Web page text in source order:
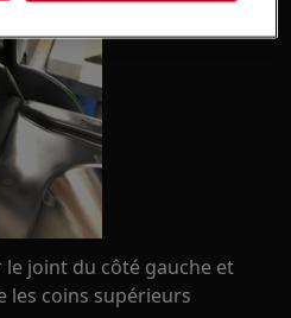
le joint du côté gauche et
les coins supérieurs